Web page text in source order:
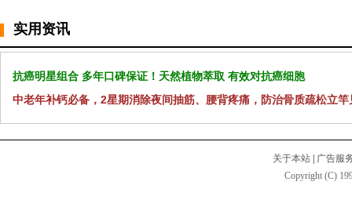
实用资讯
抗癌明星组合 多年口碑保证！天然植物萃取 有效对抗癌细胞
中老年补钙必备，2星期消除夜间抽筋、腰背疼痛，防治骨质疏松立竿
关于本站
广告服
Copyright (C)